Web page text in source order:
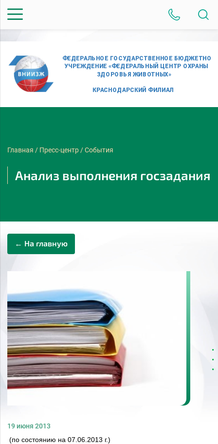
Главная / Пресс-центр /События
Анализ выполнения госзадания
← На главную
19 июня 2013
(по состоянию на 07.06.2013 г.)